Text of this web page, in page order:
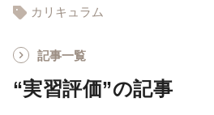
カリキュラム
記事一覧
“実習評価”の記事